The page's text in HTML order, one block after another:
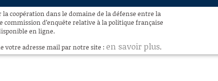
coopération dans le domaine de la défense entre la
commission d’enquête relative à la politique française
en ligne.
votre adresse mail par notre site : en savoir plus.